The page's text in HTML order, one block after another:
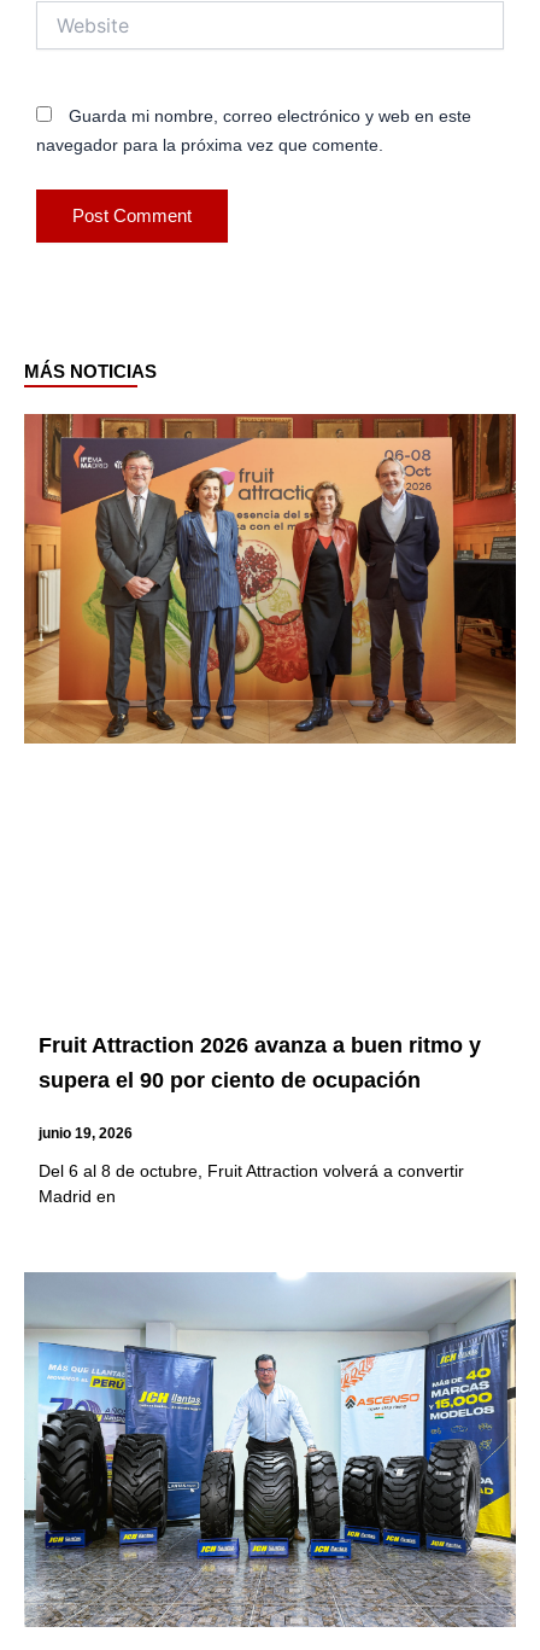
Guarda mi nombre, correo electrónico y web en este
navegador para la próxima vez que comente.
MÁS NOTICIAS
Fruit Attraction 2026 avanza a buen ritmo y
supera el 90 por ciento de ocupación
junio 19, 2026
Del 6 al 8 de octubre, Fruit Attraction volverá a convertir
Madrid en
PagePagePagePagePage Page